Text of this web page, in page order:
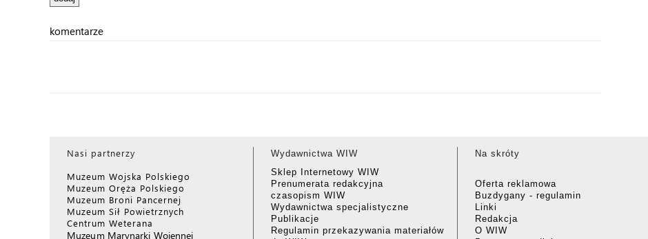
komentarze
Nasi partnerzy
Muzeum Wojska Polskiego
Muzeum Oręża Polskiego
Muzeum Broni Pancernej
Muzeum Sił Powietrznych
Centrum Weterana
Muzeum Marynarki Wojennej
Wydawnictwa WIW
Sklep Internetowy WIW
Prenumerata redakcyjna
czasopism WIW
Wydawnictwa specjalistyczne
Publikacje
Regulamin przekazywania materiałów
Na skróty
Oferta reklamowa
Buzdygany - regulamin
Linki
Redakcja
O WIW